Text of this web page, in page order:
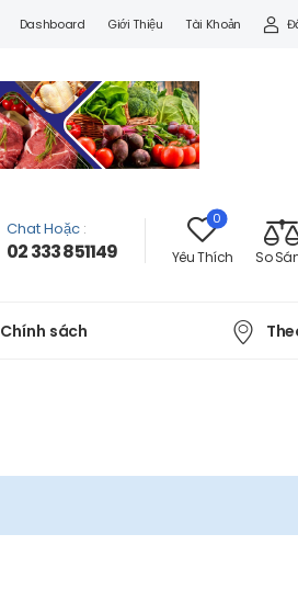
Dashboard Giới Thiệu Tài Khoản
Chat Hoặc :
02 333 851149
0
Yêu Thích So
Chính sách